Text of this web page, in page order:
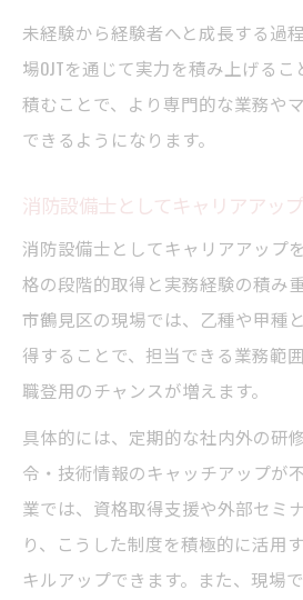
未経験から経験者へと成長する過
場OJTを通じて実力を積み上げる
積むことで、より専門的な業務や
できるようになります。
消防設備士としてキャリアアッ
消防設備士としてキャリアアップ
格の段階的取得と実務経験の積み
市鶴見区の現場では、乙種や甲種
得することで、担当できる業務範
職登用のチャンスが増えます。
具体的には、定期的な社内外の研
令・技術情報のキャッチアップが
業では、資格取得支援や外部セミ
り、こうした制度を積極的に活用
キルアップできます。また、現場